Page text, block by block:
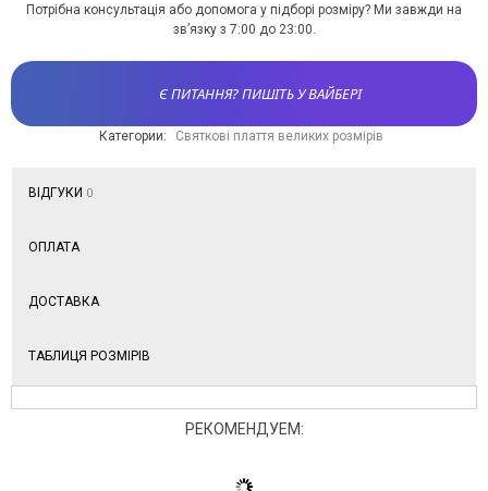
Потрібна консультація або допомога у підборі розміру? Ми завжди на
зв’язку з 7:00 до 23:00.
Є ПИТАННЯ? ПИШІТЬ У ВАЙБЕРІ
Категории: Святкові плаття великих розмірів
ВІДГУКИ 0
ОПЛАТА
ДОСТАВКА
ТАБЛИЦЯ РОЗМІРІВ
РЕКОМЕНДУЕМ: